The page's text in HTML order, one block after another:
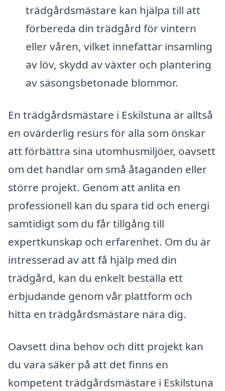
trädgårdsmästare kan hjälpa till att
förbereda din trädgård för vintern
eller våren, vilket innefattar insamling
av löv, skydd av växter och plantering
av säsongsbetonade blommor.
En trädgårdsmästare i Eskilstuna är alltså
en ovärderlig resurs för alla som önskar
att förbättra sina utomhusmiljöer, oavsett
om det handlar om små åtaganden eller
större projekt. Genom att anlita en
professionell kan du spara tid och energi
samtidigt som du får tillgång till
expertkunskap och erfarenhet. Om du är
intresserad av att få hjälp med din
trädgård, kan du enkelt beställa ett
erbjudande genom vår plattform och
hitta en trädgårdsmästare nära dig.
Oavsett dina behov och ditt projekt kan
du vara säker på att det finns en
kompetent trädgårdsmästare i Eskilstuna